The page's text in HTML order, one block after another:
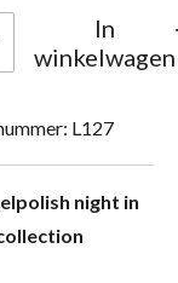
In
winkelwagen
L127
night in